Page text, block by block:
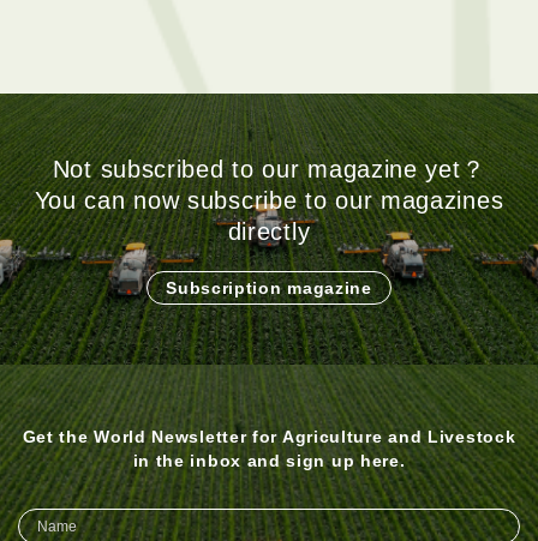
Not subscribed to our magazine yet？
You can now subscribe to our magazines
directly
Subscription magazine
Get the World Newsletter for Agriculture and Livestock
in the inbox and sign up here.